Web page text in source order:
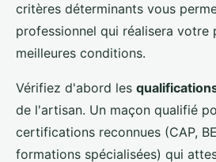
critères déterminants vous
professionnel qui réalisera votre
meilleures conditions.
Vérifiez d'abord les
de l'artisan. Un maçon qualifié
certifications reconnues (CAP,
formations spécialisées) qui